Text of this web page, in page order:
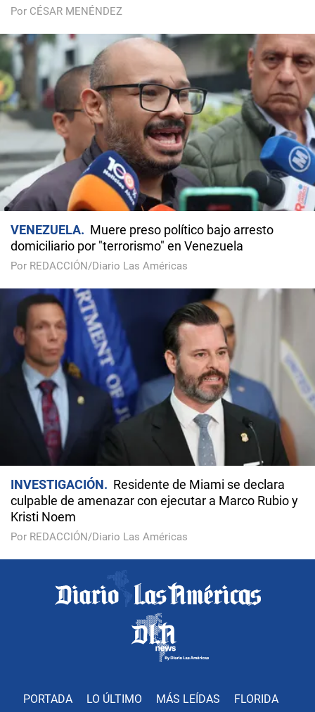
Por CÉSAR MENÉNDEZ
VENEZUELA
Muere preso político bajo arresto
domiciliario por "terrorismo" en Venezuela
Por REDACCIÓN/Diario Las Américas
INVESTIGACIÓN
Residente de Miami se declara
culpable de amenazar con ejecutar a Marco Rubio y
Kristi Noem
Por REDACCIÓN/Diario Las Américas
PORTADA LO ÚLTIMO MÁS LEÍDAS FLORIDA